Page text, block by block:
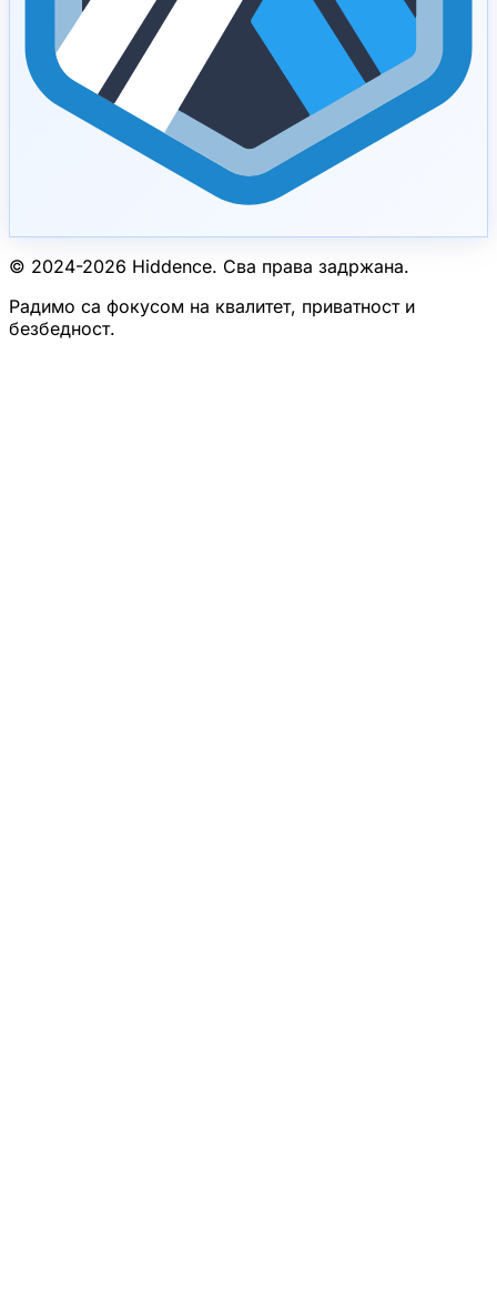
© 2024-2026 Hiddence. Сва права задржана.
Радимо са фокусом на квалитет, приватност и
безбедност.